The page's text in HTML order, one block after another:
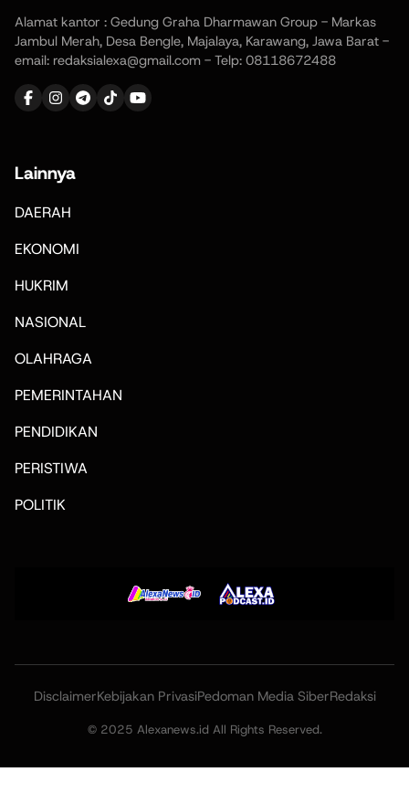
Alamat kantor : Gedung Graha Dharmawan Group - Markas
Jambul Merah, Desa Bengle, Majalaya, Karawang, Jawa Barat -
email: redaksialexa@gmail.com - Telp: 08118672488
Lainnya
DAERAH
EKONOMI
HUKRIM
NASIONAL
OLAHRAGA
PEMERINTAHAN
PENDIDIKAN
PERISTIWA
POLITIK
DisclaimerKebijakan PrivasiPedoman Media SiberRedaksi
© 2025 Alexanews.id All Rights Reserved.